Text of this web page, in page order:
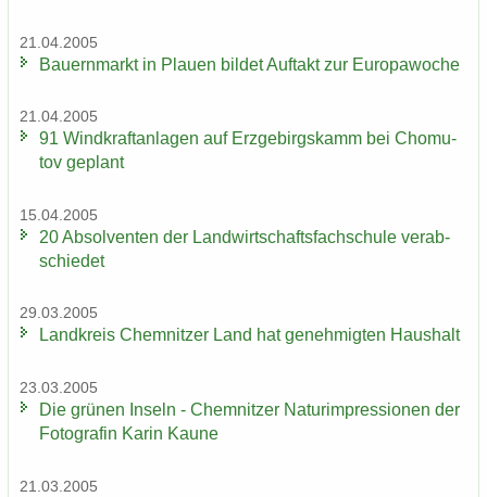
21.04.2005
Bau­ern­markt in Plau­en bil­det Auf­takt zur Eu­ro­pa­wo­che
21.04.2005
91 Wind­kraft­an­la­gen auf Erz­ge­birgs­kamm bei Chomu­
tov ge­plant
15.04.2005
20 Ab­sol­ven­ten der Land­wirt­schafts­fach­schu­le ver­ab­
schie­det
29.03.2005
Land­kreis Chem­nit­zer Land hat ge­neh­mig­ten Haus­halt
23.03.2005
Die grü­nen In­seln - Chem­nit­zer Na­turim­pres­sio­nen der
Fo­to­gra­fin Karin Kaune
21.03.2005